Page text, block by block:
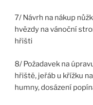
7/ Návrh na nákup
hvězdy na vánoční
hřišti
8/ Požadavek na
hřiště, jeřáb u křížku
humny, dosázení